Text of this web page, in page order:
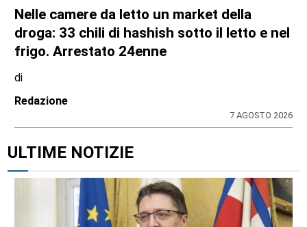
Nelle camere da letto un market della
droga: 33 chili di hashish sotto il letto e nel
frigo. Arrestato 24enne
di
Redazione
7 AGOSTO 2026
ULTIME NOTIZIE